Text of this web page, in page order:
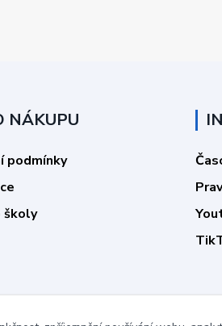
NÁKUPU
podmínky
školy